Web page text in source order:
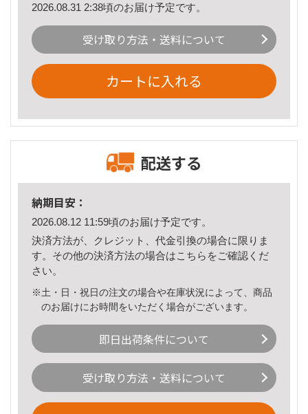
2026.08.31 2:38頃のお届け予定です。
受け取り方法・送料について
カートに入れる
配送する
納期目安：
2026.08.12 11:59頃のお届け予定です。
決済方法が、クレジット、代金引換の場合に限りま
す。その他の決済方法の場合はこちら をご確認くだ
さい。
※土・日・祝日の注文の場合や在庫状況によって、商品
のお届けにお時間をいただく場合がございます。
即日出荷条件について
受け取り方法・送料について